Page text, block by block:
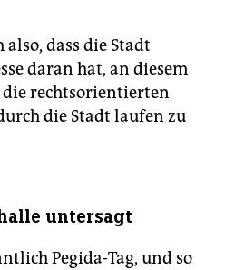
dass die Stadt
daran hat, an diesem
rechtsorientierten
die Stadt laufen zu
untersagt
Pegida-Tag, und so